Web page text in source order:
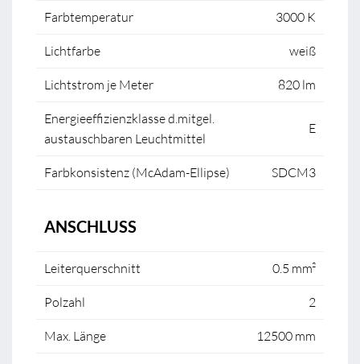
Farbtemperatur 3000 K
Lichtfarbe weiß
Lichtstrom je Meter 820 lm
Energieeffizienzklasse d.mitgel.
austauschbaren Leuchtmittel
E
Farbkonsistenz (McAdam-Ellipse) SDCM3
ANSCHLUSS
Leiterquerschnitt 0.5 mm²
Polzahl 2
Max. Länge 12500 mm